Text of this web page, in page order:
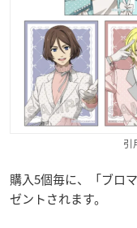
引
購入5個毎に、「ブロ
ゼントされます。